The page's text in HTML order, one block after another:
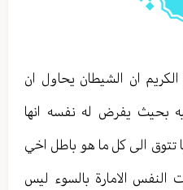
ان الشيطان يحاول ان
بحيث يفرض له نفسه انها
الى كل ما هو باطل اخي
النفس الامارة بالسوء ليس